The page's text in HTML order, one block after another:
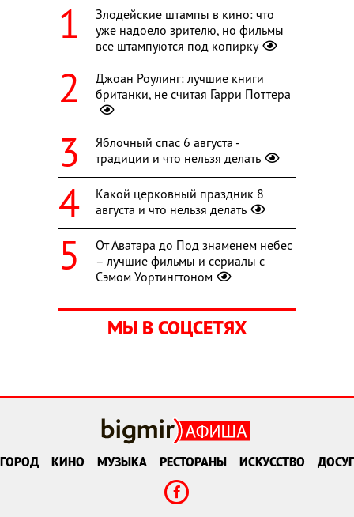
Злодейские штампы в кино: что
уже надоело зрителю, но фильмы
все штампуются под копирку
Джоан Роулинг: лучшие книги
британки, не считая Гарри Поттера
Яблочный спас 6 августа -
традиции и что нельзя делать
Какой церковный праздник 8
августа и что нельзя делать
От Аватара до Под знаменем небес
– лучшие фильмы и сериалы с
Сэмом Уортингтоном
МЫ В СОЦСЕТЯХ
ГОРОД КИНО МУЗЫКА РЕСТОРАНЫ ИСКУССТВО ДОСУГ